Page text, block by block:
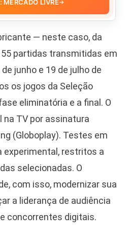
MERCADO LIVRE→
— neste caso, da
partidas transmitidas em
junho e 19 de julho de
os jogos da Seleção
eliminatória e a final. O
na TV por assinatura
(Globoplay). Testes em
experimental, restritos a
selecionadas. O
com isso, modernizar sua
a liderança de audiência
concorrentes digitais.